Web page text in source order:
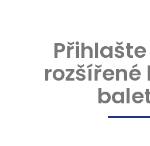
rozšířené